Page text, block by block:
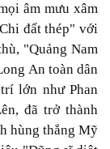
âm mưu xâm
đất thép" với
"Quảng Nam
An toàn dân
lớn như Phan
đã trở thành
hùng thắng Mỹ